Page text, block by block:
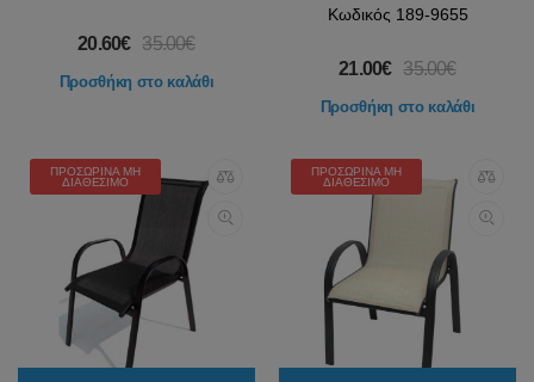
20.60€ 35.00€
Προσθήκη στο καλάθι
Κωδικός 189-9655
21.00€ 35.00€
Προσθήκη στο καλάθι
ΠΡΟΣΩΡΙΝΆ ΜΗ
ΔΙΑΘΈΣΙΜΟ
ΠΡΟΣΩΡΙΝΆ ΜΗ
ΔΙΑΘΈΣΙΜΟ